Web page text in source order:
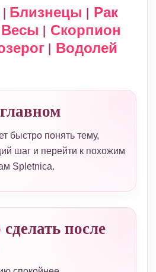
| Близнецы | Рак
Весы | Скорпион
| Водолей
быстро понять тему,
шаг и перейти к похожим
Spletnica.
после